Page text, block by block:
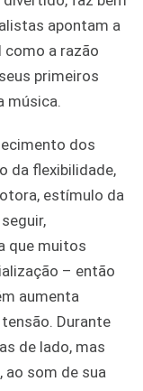
apontam a
como a razão
primeiros
música.
dos
da flexibilidade,
estímulo da
que muitos
– então
aumenta
Durante
de lado, mas
ao som de sua